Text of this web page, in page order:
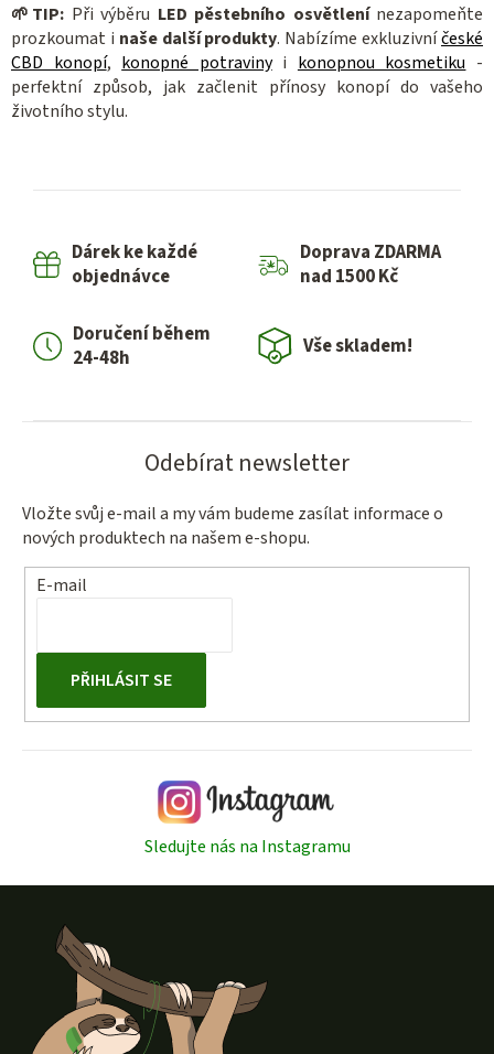
🌱 TIP: Při výběru LED pěstebního osvětlení nezapomeňte
prozkoumat i naše další produkty. Nabízíme exkluzivníčeské
CBD konopí, konopné potravinyi konopnou kosmetiku -
perfektní způsob, jak začlenit přínosy konopí do vašeho
životního stylu.
Dárek ke každé
objednávce
Doprava ZDARMA
nad 1500 Kč
Doručení během
24-48h
Vše skladem!
Odebírat newsletter
Vložte svůj e-mail a my vám budeme zasílat informace o
nových produktech na našem e-shopu.
E-mail
PŘIHLÁSIT SE
Sledujte nás na Instagramu